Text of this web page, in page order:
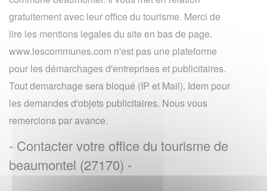
gratuitement avec leur office du tourisme. Merci de
lire les mentions legales du site en bas de page.
www.lescommunes.com n'est pas une plateforme
pour les démarchages d'entreprises et publicitaires.
Tout demarchage sera bloqué (IP et Mail). Idem pour
les demandes d'objets publicitaires. Nous vous
remercions par avance.
- Contacter votre office du tourisme de
beaumontel (27170) -